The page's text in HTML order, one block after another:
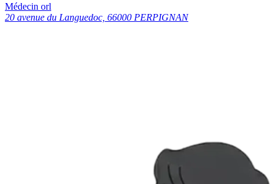
Médecin orl
20 avenue du Languedoc, 66000 PERPIGNAN